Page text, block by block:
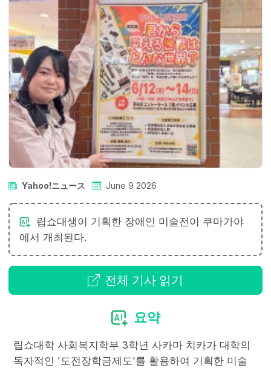
Yahoo!ニュース June 9 2026
립쇼대생이 기획한 장애인 미술전이 쿠마가야
에서 개최된다.
전체 기사 읽기
요약
립쇼대학 사회복지학부 3학년 사카마 치카가 대학의
독자적인 '도전장학금제도'를 활용하여 기획한 미술